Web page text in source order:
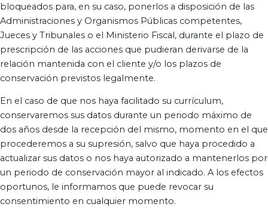
bloqueados para, en su caso, ponerlos a disposición de las
Administraciones y Organismos Públicas competentes,
Jueces y Tribunales o el Ministerio Fiscal, durante el plazo de
prescripción de las acciones que pudieran derivarse de la
relación mantenida con el cliente y/o los plazos de
conservación previstos legalmente.
En el caso de que nos haya facilitado su currículum,
conservaremos sus datos durante un periodo máximo de
dos años desde la recepción del mismo, momento en el que
procederemos a su supresión, salvo que haya procedido a
actualizar sus datos o nos haya autorizado a mantenerlos por
un periodo de conservación mayor al indicado. A los efectos
oportunos, le informamos que puede revocar su
consentimiento en cualquier momento.